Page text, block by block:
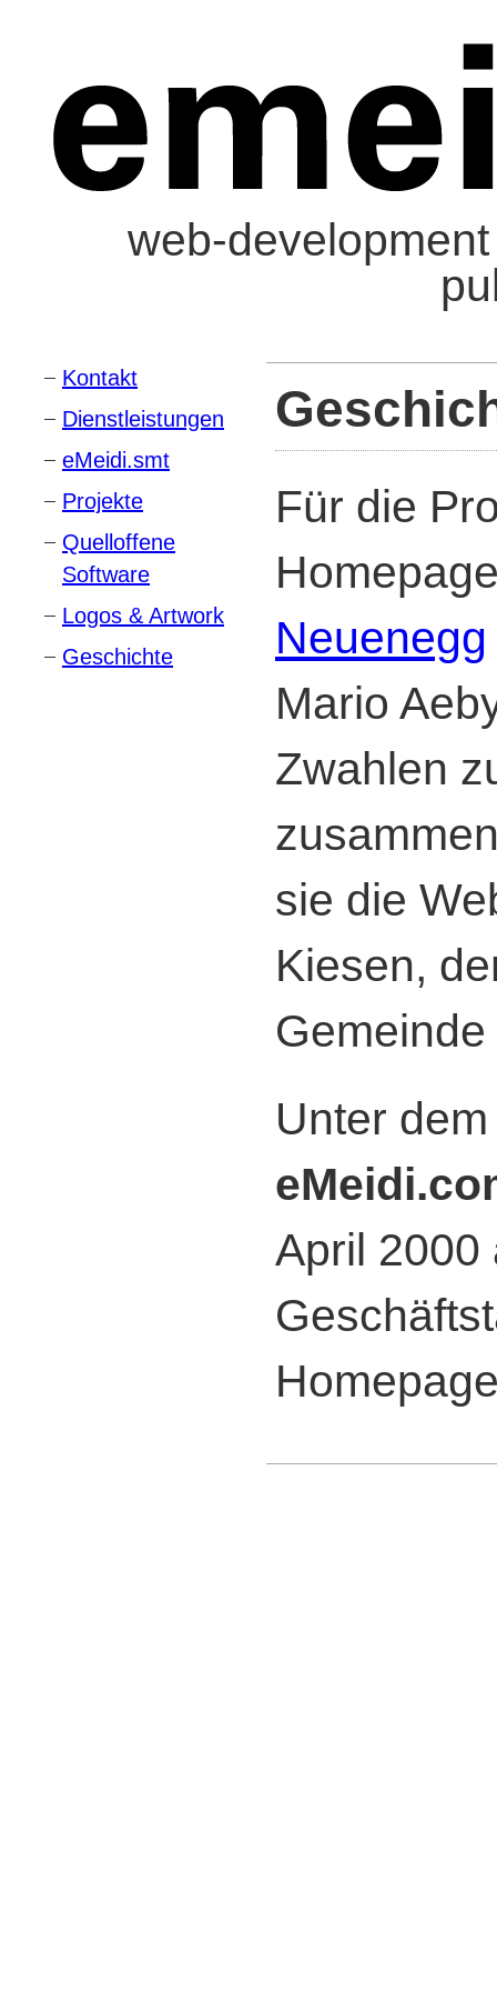
web-
Kontakt
Dienstleistungen
eMeidi.smt
Projekte
Quelloffene
Software
Logos & Artwork
Geschichte
Für die
Neuenegg
Mario
Zwahlen
sie die
Kiesen,
Unter
April 2000